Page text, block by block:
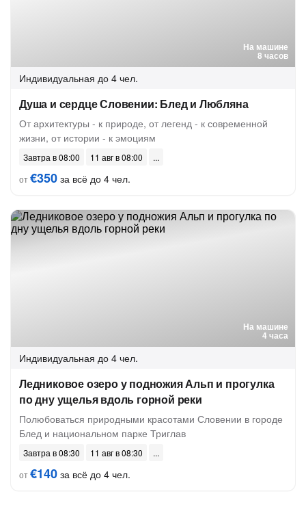
На машине
8 часов
Индивидуальная до 4 чел.
Душа и сердце Словении: Блед и Любляна
От архитектуры - к природе, от легенд - к современной
жизни, от истории - к эмоциям
Завтра в 08:00
11 авг в 08:00
от€350 за всё до 4 чел.
На машине
4 часа
Индивидуальная до 4 чел.
Ледниковое озеро у подножия Альп и прогулка
по дну ущелья вдоль горной реки
Полюбоваться природными красотами Словении в городе
Блед и национальном парке Триглав
Завтра в 08:30
11 авг в 08:30
от€140 за всё до 4 чел.